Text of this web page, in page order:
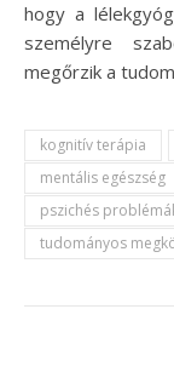
hogy a
személyre
megőrzik a
kognitív terápia
mentális egészség
pszichés
tudományos